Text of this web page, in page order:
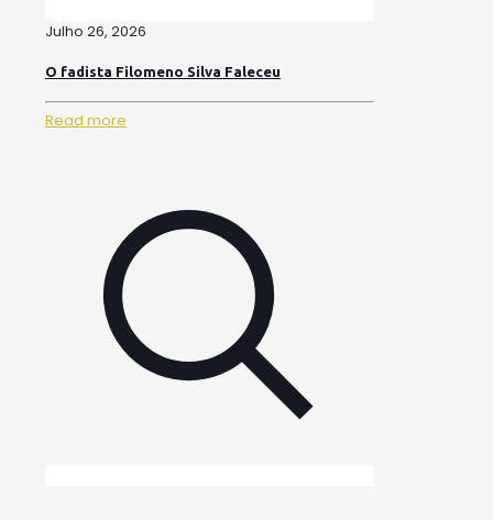
Julho 26, 2026
O fadista Filomeno Silva Faleceu
Read more